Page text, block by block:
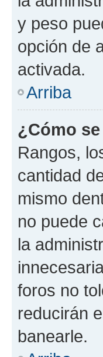
y peso
opción de
activada.
Arriba
¿Cómo
Rangos,
cantidad
mismo
no puede
la
foros no
reducirán
banearle.